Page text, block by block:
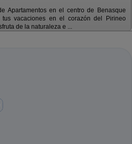
Apartamentos en el centro de Benasque
vacaciones en el corazón del Pirineo
de la naturaleza e ...